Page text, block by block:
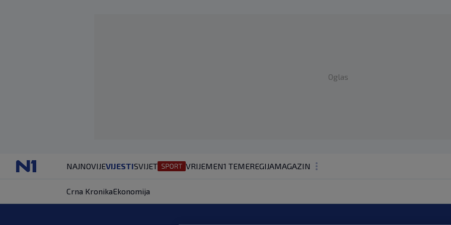
Oglas
NAJNOVIJEVIJESTISVIJET VRIJEMEN1 TEMEREGIJAMAGAZIN
KOLUMNE
Crna KronikaEkonomija